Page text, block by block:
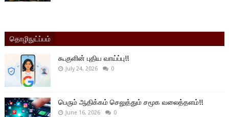
தொழிநுட்ப்பம்
கூகுளின் புதிய வாய்ப்பு!!
July 24, 2026 0
பெரும் ஆதிக்கம் செலுத்தும் சமூக வலைத்தளம்!!
June 16, 2026 0